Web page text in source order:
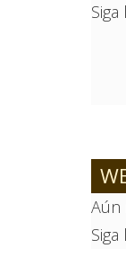
Siga
Aún
Siga